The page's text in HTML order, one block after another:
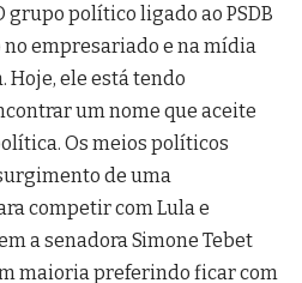
grupo político ligado ao PSDB
empresariado e na mídia
Hoje, ele está tendo
um nome que aceite
Os meios políticos
de uma
competir com Lula e
a senadora Simone Tebet
maioria preferindo ficar com